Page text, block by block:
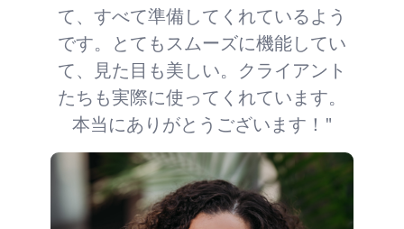
て、すべて準備してくれているよう
です。とてもスムーズに機能してい
て、見た目も美しい。クライアント
たちも実際に使ってくれています。
本当にありがとうございます！"